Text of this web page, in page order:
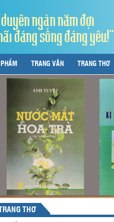
ngàn năm đợi
đáng sống đáng yêu!"
TRANG VĂN TRANG THƠ
THƠ